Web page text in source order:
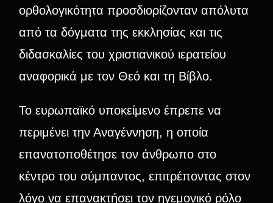
ορθολογικότητα προσδιορίζονταν απόλυτα
από τα δόγματα της εκκλησίας και τις
διδασκαλίες του χριστιανικού ιερατείου
αναφορικά με τον Θεό και τη Βίβλο.
Το ευρωπαϊκό υποκείμενο έπρεπε να
περιμένει την Αναγέννηση, η οποία
επανατοποθέτησε τον άνθρωπο στο
κέντρο του σύμπαντος, επιτρέποντας στον
λόγο να επανακτήσει τον ηγεμονικό ρόλο